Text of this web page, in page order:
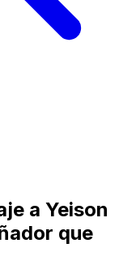
a Yeison
que